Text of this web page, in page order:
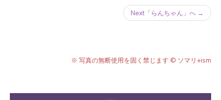
Next「らんちゃん」へ →
※ 写真の無断使用を固く禁じます © ソマリ+ism